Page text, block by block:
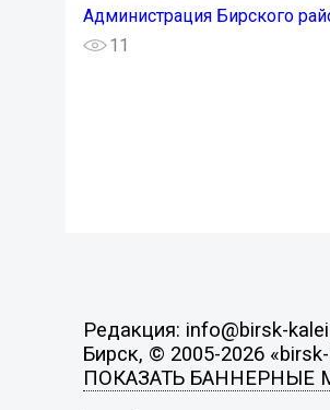
Администрация Бирского
11
Редакция: info@birsk-
Бирск, © 2005-2026
ПОКАЗАТЬ БАННЕРНЫЕ